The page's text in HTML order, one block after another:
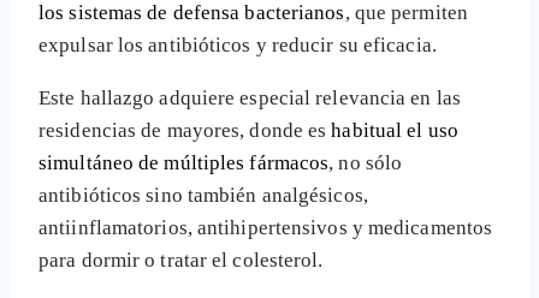
los sistemas de defensa bacterianos, que permiten
expulsar los antibióticos y reducir su eficacia.
Este hallazgo adquiere especial relevancia en las
residencias de mayores, donde eshabitual el uso
simultáneo de múltiples fármacos, no sólo
antibióticos sino también analgésicos,
antiinflamatorios, antihipertensivos y medicamentos
para dormir o tratar el colesterol.